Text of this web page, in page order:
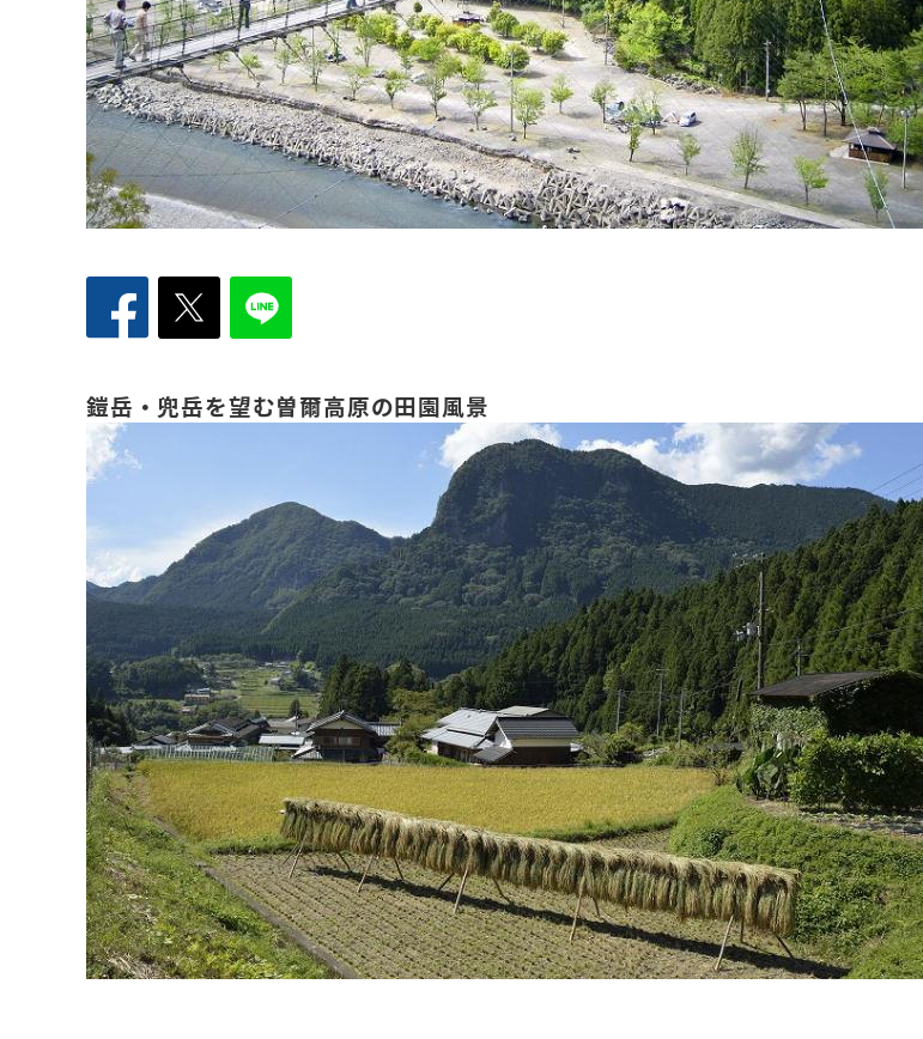
鎧岳・兜岳を望む曽爾高原の田園風景